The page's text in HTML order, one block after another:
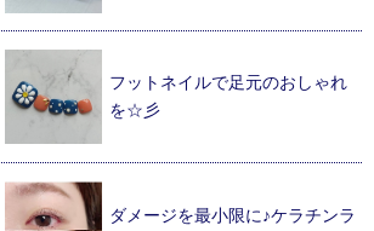
フットネイルで足元のおしゃれ
を☆彡
ダメージを最小限に♪ケラチンラ